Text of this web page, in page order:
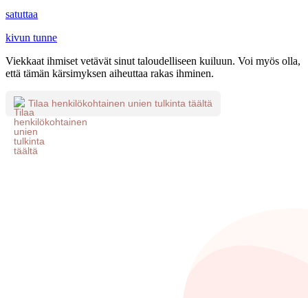
satuttaa
kivun tunne
Viekkaat ihmiset vetävät sinut taloudelliseen kuiluun. Voi myös olla,
että tämän kärsimyksen aiheuttaa rakas ihminen.
Tilaa henkilökohtainen unien tulkinta täältä